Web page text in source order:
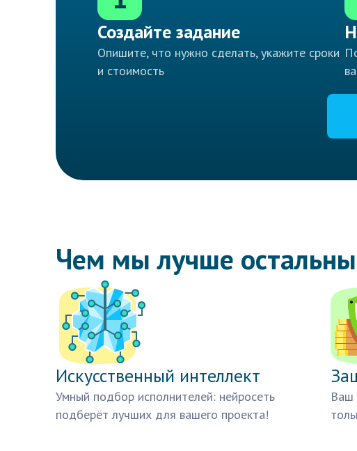
Создайте задание
Опишите, что нужно сделать, укажите сроки
и стоимость
Чем мы лучше
Искусственный интеллект
Умный подбор исполнителей: нейросеть
подберёт лучших для вашего проекта!
Ваш